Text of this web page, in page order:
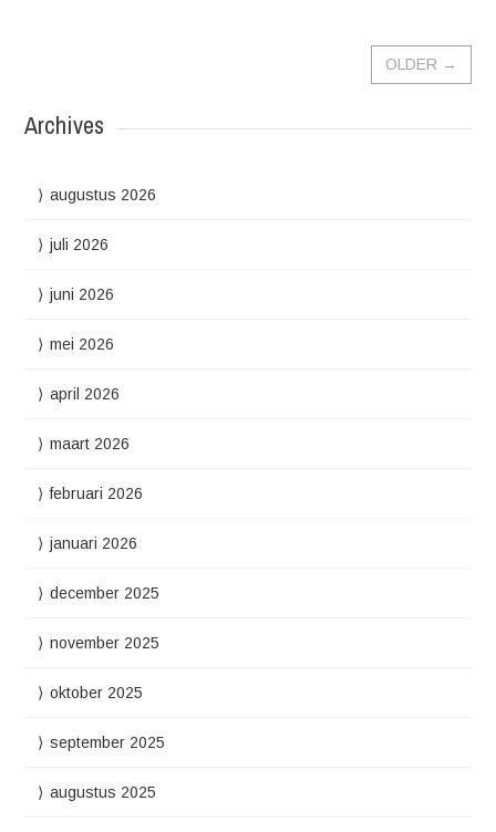
OLDER →
Archives
augustus 2026
juli 2026
juni 2026
mei 2026
april 2026
maart 2026
februari 2026
januari 2026
december 2025
november 2025
oktober 2025
september 2025
augustus 2025